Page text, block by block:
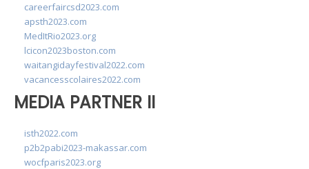
careerfaircsd2023.com
apsth2023.com
MedItRio2023.org
lcicon2023boston.com
waitangidayfestival2022.com
vacancesscolaires2022.com
MEDIA PARTNER II
isth2022.com
p2b2pabi2023-makassar.com
wocfparis2023.org